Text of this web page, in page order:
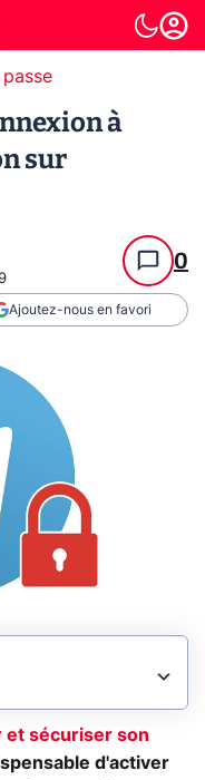
à
sur
0
Ajoutez-nous en favori
et sécuriser son
d'activer